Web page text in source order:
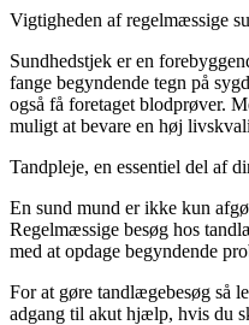
Vigtigheden af regelmæssige
Sundhedstjek er en
fange begyndende tegn på
også få foretaget blodprøver.
muligt at bevare en høj
Tandpleje, en essentiel del af
En sund mund er ikke kun
Regelmæssige besøg hos
med at opdage begyndende
For at gøre tandlægebesøg så
adgang til akut hjælp, hvis du